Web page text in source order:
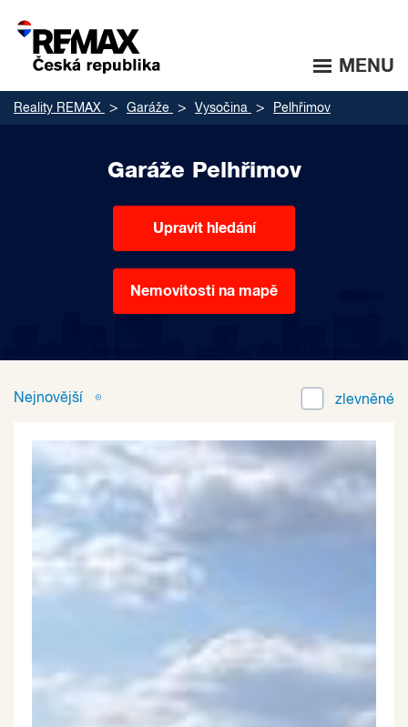
MENU
Reality REMAX Garáže Vysočina Pelhřimov
Garáže Pelhřimov
Upravit hledání
Nemovitosti na mapě
Nejnovější zlevněné